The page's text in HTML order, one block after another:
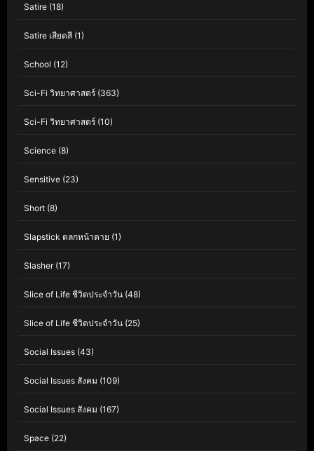
Satire (18)
Satire เสียดสี (1)
School (12)
Sci-Fi วิทยาศาสตร์ (363)
Sci-Fi วิทยาศาสตร์ (10)
Science (8)
Sensitive (23)
Short (8)
Slapstick ตลกหน้าตาย (1)
Slasher(17)
Slice of Life ชีวิตประจำวัน (48)
Slice of Life ชีวิตประจำวัน (25)
Social Issues (43)
Social Issues สังคม (109)
Social Issues สังคม (167)
Space (22)